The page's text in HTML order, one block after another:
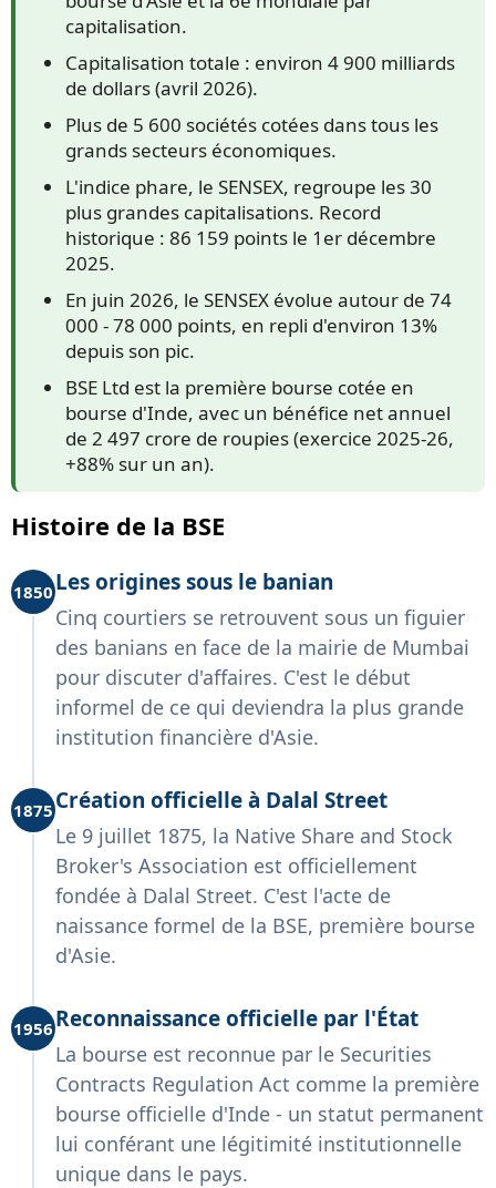
capitalisation.
Capitalisation totale : environ 4 900 milliards
de dollars (avril 2026).
Plus de 5 600 sociétés cotées dans tous les
grands secteurs économiques.
L'indice phare, le SENSEX, regroupe les 30
plus grandes capitalisations. Record
historique : 86 159 points le 1er décembre
2025.
En juin 2026, le SENSEX évolue autour de 74
000 - 78 000 points, en repli d'environ 13%
depuis son pic.
BSE Ltd est la première bourse cotée en
bourse d'Inde, avec un bénéfice net annuel
de 2 497 crore de roupies (exercice 2025-26,
+88% sur un an).
Histoire de la BSE
1850 Les origines sous le banian
Cinq courtiers se retrouvent sous un figuier
des banians en face de la mairie de Mumbai
pour discuter d'affaires. C'est le début
informel de ce qui deviendra la plus grande
institution financière d'Asie.
1875 Création officielle à Dalal Street
Le 9 juillet 1875, la Native Share and Stock
Broker's Association est officiellement
fondée à Dalal Street. C'est l'acte de
naissance formel de la BSE, première bourse
d'Asie.
1956 Reconnaissance officielle par l'État
La bourse est reconnue par le Securities
Contracts Regulation Act comme la première
bourse officielle d'Inde - un statut permanent
lui conférant une légitimité institutionnelle
unique dans le pays.